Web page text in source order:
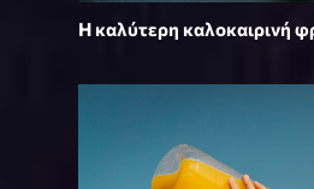
Η καλύτερη καλοκαιρινή